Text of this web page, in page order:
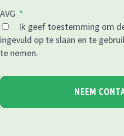
AVG *
Ik geef toestemming om
ingevuld op te slaan en te
te nemen.